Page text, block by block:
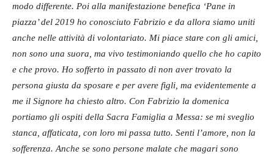
modo differente. Poi alla manifestazione benefica ‘Pane in
piazza’ del 2019 ho conosciuto Fabrizio e da allora siamo uniti
anche nelle attività di volontariato. Mi piace stare con gli amici,
non sono una suora, ma vivo testimoniando quello che ho capito
e che provo. Ho sofferto in passato di non aver trovato la
persona giusta da sposare e per avere figli, ma evidentemente a
me il Signore ha chiesto altro. Con Fabrizio la domenica
portiamo gli ospiti della Sacra Famiglia a Messa: se mi sveglio
stanca, affaticata, con loro mi passa tutto. Senti l’amore, non la
sofferenza. Anche se sono persone malate che magari sono